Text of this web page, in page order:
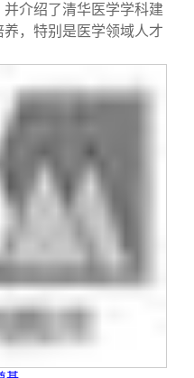
介绍了清华医学学科建
，特别是医学领域人才